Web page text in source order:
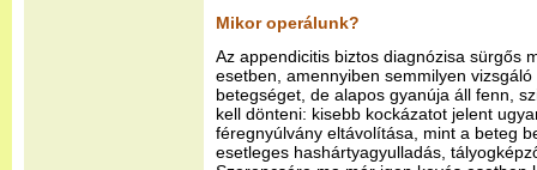
Mikor operálunk?
Az appendicitis biztos diagnózisa sürgős
esetben, amennyiben semmilyen
betegséget, de alapos gyanúja áll fenn,
kell dönteni: kisebb kockázatot jelent
féregnyúlvány eltávolítása, mint a beteg
esetleges hashártyagyulladás,